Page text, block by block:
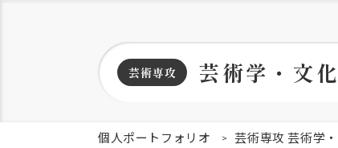
芸術専攻 芸術学・文
個人ポートフォリオ 芸術専攻 芸術学